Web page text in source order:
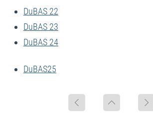
DuBAS 22
DuBAS 23
DuBAS 24
DuBAS25